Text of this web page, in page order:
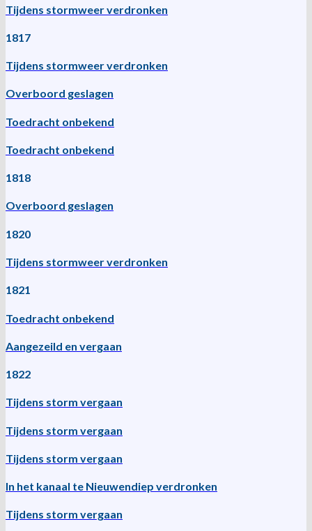
Tijdens stormweer verdronken
1817
Tijdens stormweer verdronken
Overboord geslagen
Toedracht onbekend
Toedracht onbekend
1818
Overboord geslagen
1820
Tijdens stormweer verdronken
1821
Toedracht onbekend
Aangezeild en vergaan
1822
Tijdens storm vergaan
Tijdens storm vergaan
Tijdens storm vergaan
In het kanaal te Nieuwendiep verdronken
Tijdens storm vergaan